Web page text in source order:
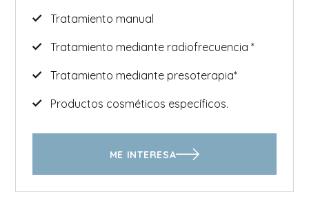
Tratamiento manual
Tratamiento mediante radiofrecuencia *
Tratamiento mediante presoterapia*
Productos cosméticos específicos.
ME INTERESA